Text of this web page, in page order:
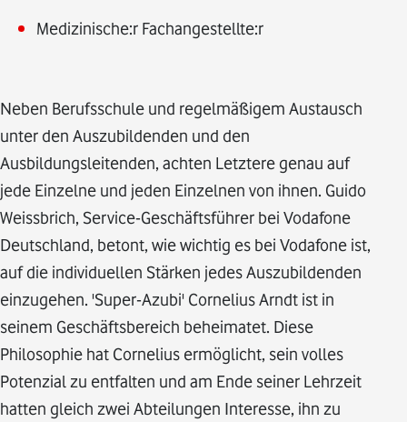
Medizinische:r Fachangestellte:r
Neben Berufsschule und regelmäßigem Austausch
unter den Auszubildenden und den
Ausbildungsleitenden, achten Letztere genau auf
jede Einzelne und jeden Einzelnen von ihnen. Guido
Weissbrich, Service-Geschäftsführer bei Vodafone
Deutschland, betont, wie wichtig es bei Vodafone ist,
auf die individuellen Stärken jedes Auszubildenden
einzugehen. 'Super-Azubi' Cornelius Arndt ist in
seinem Geschäftsbereich beheimatet. Diese
Philosophie hat Cornelius ermöglicht, sein volles
Potenzial zu entfalten und am Ende seiner Lehrzeit
hatten gleich zwei Abteilungen Interesse, ihn zu